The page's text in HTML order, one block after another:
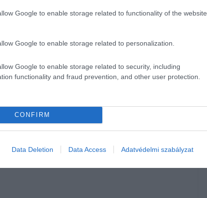
Google to enable storage related to functionality of the website
Google to enable storage related to personalization.
Google to enable storage related to security, including
functionality and fraud prevention, and other user protection.
CONFIRM
Data Deletion Data Access Adatvédelmi szabályzat
forgatva, akár folyékony trágyaként, mulcsként
csalánt az ültetőgödör aljába tesszük, különösen
részekből fokozatosan szabadulnak fel a tápanyagok,
van rá. A csalánból készített erjesztett lé pedig gyors
növényeket, azonnal energiát ad nekik.
egyszerű megoldást: a
látja el a földet. Komposztba keverve is kiváló,
hozó növényt használjunk, aprítsuk fel a gyorsabb
kesztyűt.